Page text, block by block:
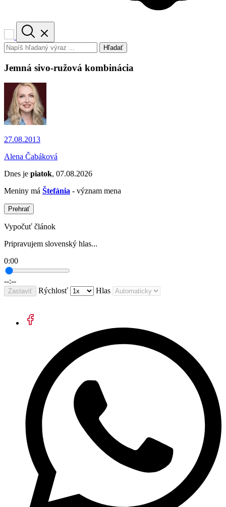
Hľadať
Jemná sivo-ružová kombinácia
27.08.2013
Alena Čabáková
Dnes je piatok, 07.08.2026
Meniny má Štefánia - význam mena
Prehrať
Vypočuť článok
Pripravujem slovenský hlas...
0:00
--:--
Zastaviť Rýchlosť Hlas